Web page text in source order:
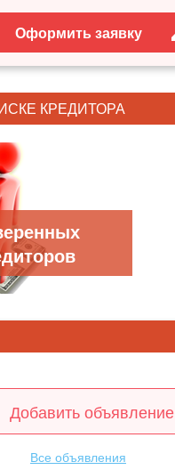
Оформить заявку
КРЕДИТОРА
Добавить объявление
Все объявления